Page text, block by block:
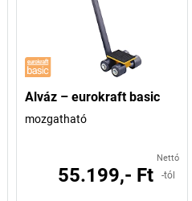
Alváz – eurokraft basic
mozgatható
Nettó
55.199,- Ft -tól